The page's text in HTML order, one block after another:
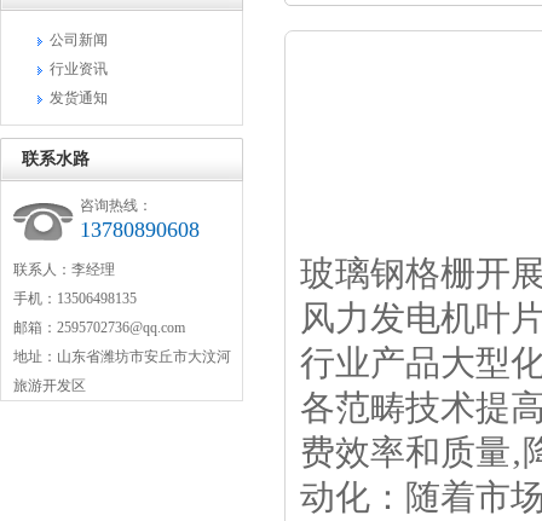
公司新闻
行业资讯
发货通知
联系水路
咨询热线：
13780890608
联系人：李经理
手机：13506498135
邮箱：2595702736@qq.com
地址：山东省潍坊市安丘市大汶河
旅游开发区
玻璃钢格栅开
风力发电机叶
行业产品大型
各范畴技术提
费效率和质量‚
动化：随着市